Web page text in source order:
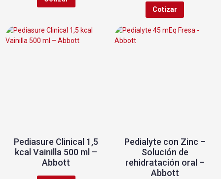
Cotizar
Pediasure Clinical 1,5
kcal Vainilla 500 ml –
Abbott
Pedialyte con Zinc –
Solución de
rehidratación oral –
Abbott